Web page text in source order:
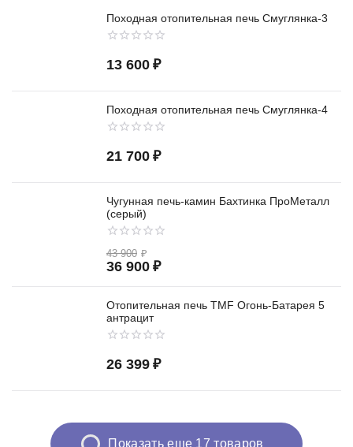
Походная отопительная печь Смуглянка-3
13 600 ₽
Походная отопительная печь Смуглянка-4
21 700 ₽
Чугунная печь-камин Бахтинка ПроМеталл
(серый)
43 900 ₽
36 900 ₽
Отопительная печь TMF Огонь-Батарея 5
антрацит
26 399 ₽
Показать еще 17 товаров